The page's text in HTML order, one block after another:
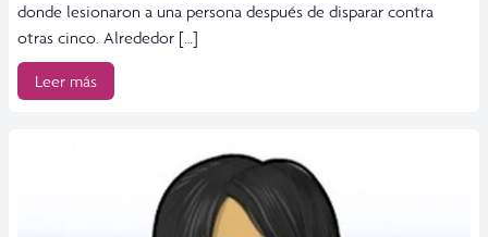
donde lesionaron a una persona después de disparar contra
otras cinco. Alrededor […]
Leer más